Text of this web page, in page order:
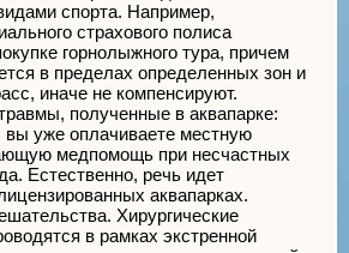
спорта. Например,
страхового полиса
горнолыжного тура, причем
в пределах определенных зон и
иначе не компенсируют.
полученные в аквапарке:
вы уже оплачиваете местную
медпомощь при несчастных
Естественно, речь идет
аквапарках.
Хирургические
в рамках экстренной